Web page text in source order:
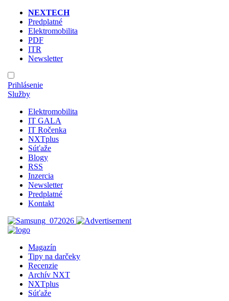
NEXTECH
Predplatné
Elektromobilita
PDF
ITR
Newsletter
Prihlásenie
Služby
Elektromobilita
IT GALA
IT Ročenka
NXTplus
Súťaže
Blogy
RSS
Inzercia
Newsletter
Predplatné
Kontakt
Magazín
Tipy na darčeky
Recenzie
Archív NXT
NXTplus
Súťaže